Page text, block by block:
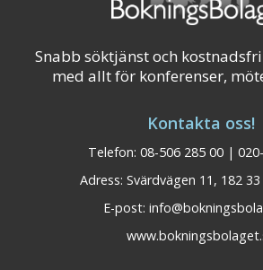
Snabb söktjänst och
med allt för konferenser,
Kontakta oss!
Telefon: 08-506 285 00 |
Adress: Svärdvägen 11, 182
E-post: